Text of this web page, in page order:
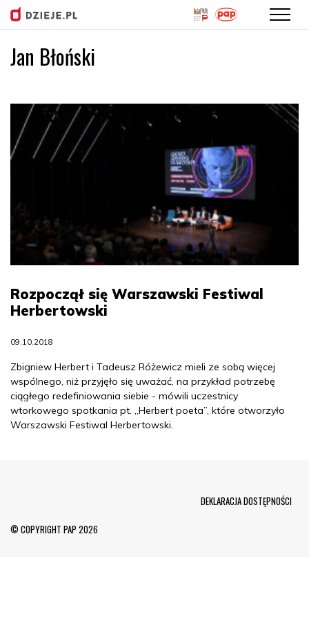
Jan Błoński
Rozpoczął się Warszawski Festiwal
Herbertowski
09.10.2018
Zbigniew Herbert i Tadeusz Różewicz mieli ze sobą więcej
wspólnego, niż przyjęło się uważać, na przykład potrzebę
ciągłego redefiniowania siebie - mówili uczestnicy
wtorkowego spotkania pt. „Herbert poeta”, które otworzyło
Warszawski Festiwal Herbertowski.
© COPYRIGHT PAP 2026
DEKLARACJA DOSTĘPNOŚCI